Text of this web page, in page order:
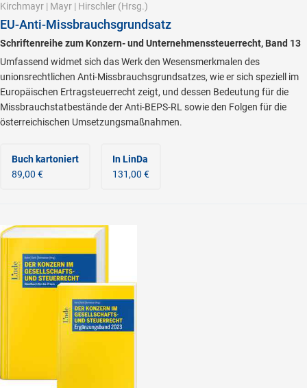
Kirchmayr | Mayr | Hirschler (Hrsg.)
EU-Anti-Missbrauchsgrundsatz
Schriftenreihe zum Konzern- und Unternehmenssteuerrecht, Band 13
Umfassend widmet sich das Werk den Wesensmerkmalen des
unionsrechtlichen Anti-Missbrauchsgrundsatzes, wie er sich speziell im
Europäischen Ertragsteuerrecht zeigt, und dessen Bedeutung für die
Missbrauchstatbestände der Anti-BEPS-RL sowie den Folgen für die
österreichischen Umsetzungsmaßnahmen.
Buch kartoniert
89,00 €
In LinDa
131,00 €